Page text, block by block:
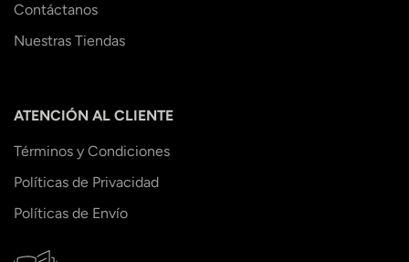
Contáctanos
Nuestras Tiendas
ATENCIÓN AL CLIENTE
Términos y Condiciones
Políticas de Privacidad
Políticas de Envío